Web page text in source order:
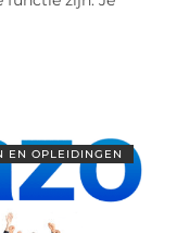
EN OPLEIDINGEN